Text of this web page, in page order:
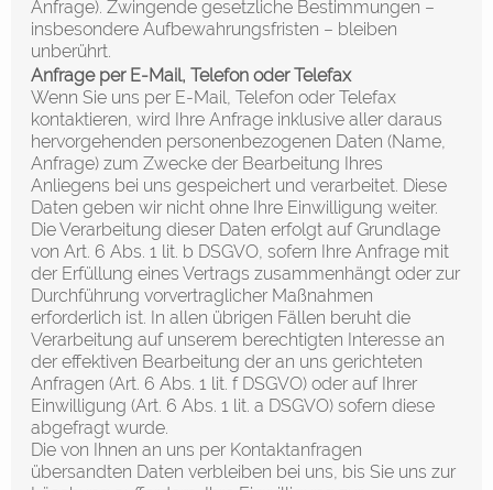
Anfrage). Zwingende gesetzliche Bestimmungen –
insbesondere Aufbewahrungsfristen – bleiben
unberührt.
Anfrage per E-Mail, Telefon oder Telefax
Wenn Sie uns per E-Mail, Telefon oder Telefax
kontaktieren, wird Ihre Anfrage inklusive aller daraus
hervorgehenden personenbezogenen Daten (Name,
Anfrage) zum Zwecke der Bearbeitung Ihres
Anliegens bei uns gespeichert und verarbeitet. Diese
Daten geben wir nicht ohne Ihre Einwilligung weiter.
Die Verarbeitung dieser Daten erfolgt auf Grundlage
von Art. 6 Abs. 1 lit. b DSGVO, sofern Ihre Anfrage mit
der Erfüllung eines Vertrags zusammenhängt oder zur
Durchführung vorvertraglicher Maßnahmen
erforderlich ist. In allen übrigen Fällen beruht die
Verarbeitung auf unserem berechtigten Interesse an
der effektiven Bearbeitung der an uns gerichteten
Anfragen (Art. 6 Abs. 1 lit. f DSGVO) oder auf Ihrer
Einwilligung (Art. 6 Abs. 1 lit. a DSGVO) sofern diese
abgefragt wurde.
Die von Ihnen an uns per Kontaktanfragen
übersandten Daten verbleiben bei uns, bis Sie uns zur